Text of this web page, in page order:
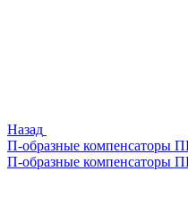
Назад
П-образные компенсаторы
П-образные